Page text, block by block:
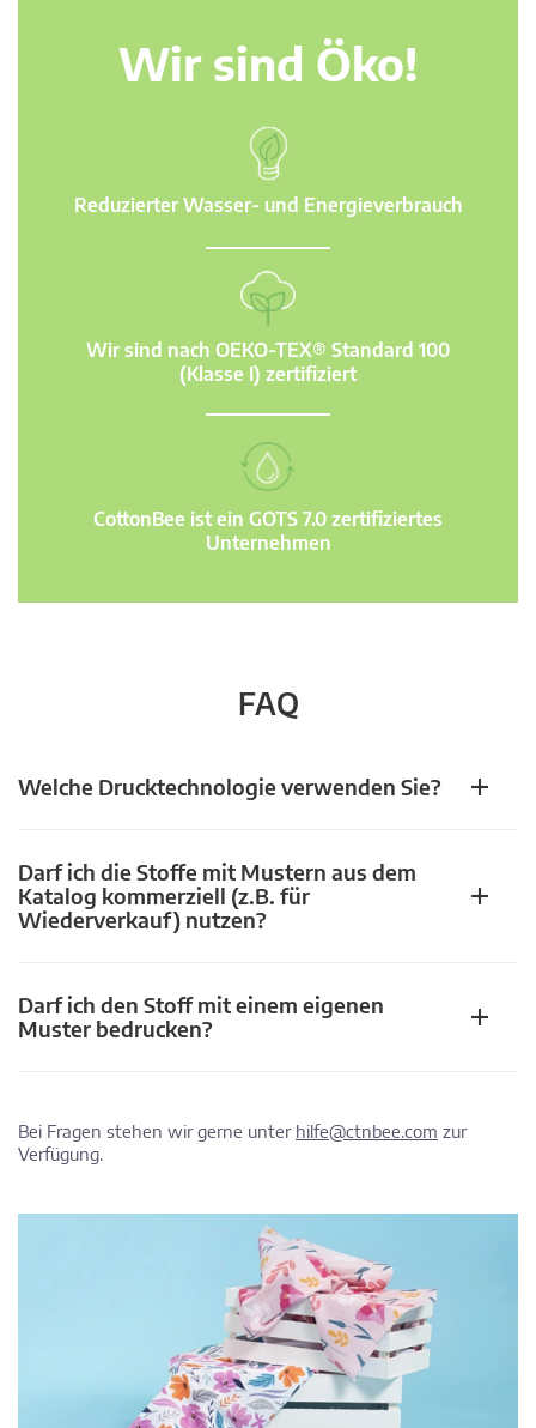
Wir sind Öko!
Reduzierter Wasser- und Energieverbrauch
Wir sind nach OEKO-TEX® Standard 100
(Klasse I) zertifiziert
CottonBee ist ein GOTS 7.0 zertifiziertes
Unternehmen
FAQ
Welche Drucktechnologie verwenden Sie?
Darf ich die Stoffe mit Mustern aus dem
Katalog kommerziell (z.B. für
Wiederverkauf) nutzen?
Darf ich den Stoff mit einem eigenen
Muster bedrucken?
Bei Fragen stehen wir gerne unter hilfe@ctnbee.com zur
Verfügung.